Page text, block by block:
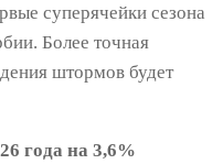
суперячейки сезона
Более точная
штормов будет
года на 3,6%